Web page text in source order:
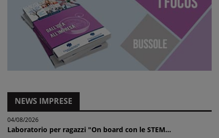
NEWS IMPRESE
04/08/2026
Laboratorio per ragazzi "On board con le STEM...